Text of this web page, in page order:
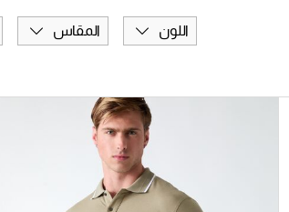
اللون المقاس